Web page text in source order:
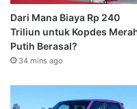
Dari Mana Biaya Rp 240
Triliun untuk Kopdes
Putih Berasal?
34 mins ago